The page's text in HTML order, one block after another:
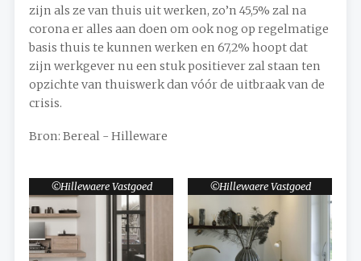
zijn als ze van thuis uit werken, zo’n 45,5% zal na
corona er alles aan doen om ook nog op regelmatige
basis thuis te kunnen werken en 67,2% hoopt dat
zijn werkgever nu een stuk positiever zal staan ten
opzichte van thuiswerk dan vóór de uitbraak van de
crisis.
Bron: Bereal - Hilleware
Hillewaere Vastgoed Hillewaere Vastgoed